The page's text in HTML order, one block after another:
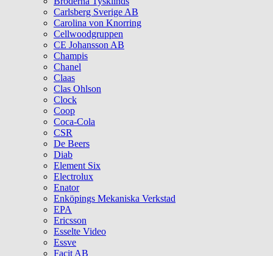
Carlsberg Sverige AB
Carolina von Knorring
Cellwoodgruppen
CE Johansson AB
Champis
Chanel
Claas
Clas Ohlson
Clock
Coop
Coca-Cola
CSR
De Beers
Diab
Element Six
Electrolux
Enator
Enköpings Mekaniska Verkstad
EPA
Ericsson
Esselte Video
Essve
Facit AB